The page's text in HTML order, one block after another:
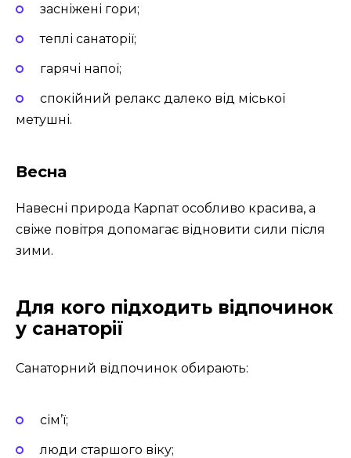
засніжені гори;
теплі санаторії;
гарячі напої;
спокійний релакс далеко від міської
метушні.
Весна
Навесні природа Карпат особливо красива, а
свіже повітря допомагає відновити сили після
зими.
Для кого підходить відпочинок
у санаторії
Санаторний відпочинок обирають:
сім’ї;
люди старшого віку;